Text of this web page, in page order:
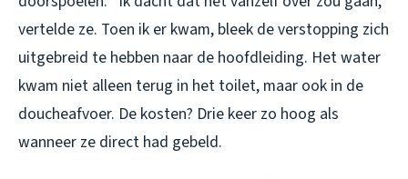
vertelde ze. Toen ik er kwam, bleek de verstopping zich
uitgebreid te hebben naar de hoofdleiding. Het water
kwam niet alleen terug in het toilet, maar ook in de
doucheafvoer. De kosten? Drie keer zo hoog als
wanneer ze direct had gebeld.